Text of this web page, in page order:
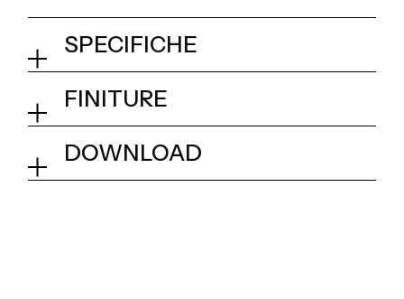
SPECIFICHE
Doccetta quadrata 23x23 mm
Collezione
FINITURE
01Q - Chrome
DOWNLOAD
Dimensionale